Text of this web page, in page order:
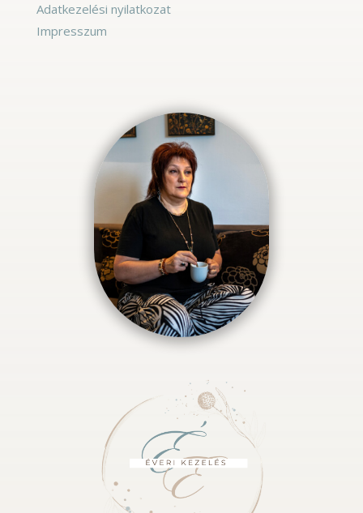
Adatkezelési nyilatkozat
Impresszum